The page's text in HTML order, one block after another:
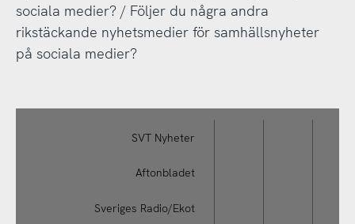
sociala medier? / Följer du några andra
rikstäckande nyhetsmedier för samhällsnyheter
på sociala medier?
andra rikstäckande nyhetsmedier för samhällsnyheter
Sveriges Radio/Ekot
Aftonbladet
SVT Nyheter